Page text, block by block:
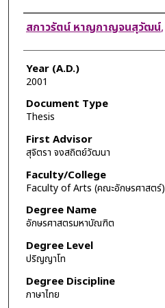
Author
สกาวรัตน์ หาญกาญจนสุวัฒน์,
Year (A.D.)
2001
Document Type
Thesis
First Advisor
สุจิตรา จงสถิตย์วัฒนา
Faculty/College
Faculty of Arts (คณะอักษรศาสตร์)
Degree Name
อักษรศาสตรมหาบัณฑิต
Degree Level
ปริญญาโท
Degree Discipline
ภาษาไทย